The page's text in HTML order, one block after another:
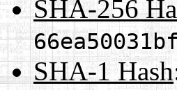
SHA-256
SHA-1 Hash